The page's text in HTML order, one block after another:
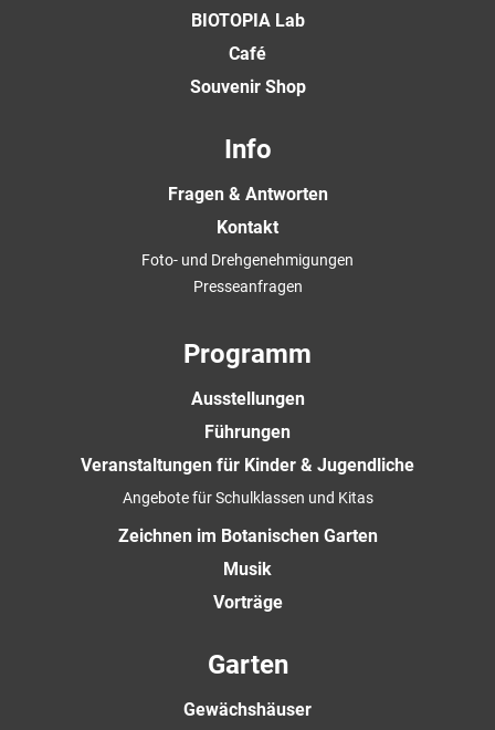
BIOTOPIA Lab
Café
Souvenir Shop
Info
Fragen & Antworten
Kontakt
Foto- und Drehgenehmigungen
Presseanfragen
Programm
Ausstellungen
Führungen
Veranstaltungen für Kinder & Jugendliche
Angebote für Schulklassen und Kitas
Zeichnen im Botanischen Garten
Musik
Vorträge
Garten
Gewächshäuser